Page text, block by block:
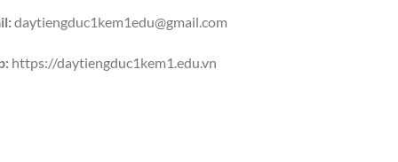
daytiengduc1kem1edu@gmail.com
https://daytiengduc1kem1.edu.vn